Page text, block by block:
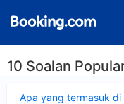
10 Soalan
Apa yang termasuk di